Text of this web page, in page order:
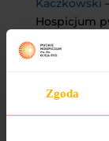
Zgoda
Kaczkowski
Hospicjum
ponad 300